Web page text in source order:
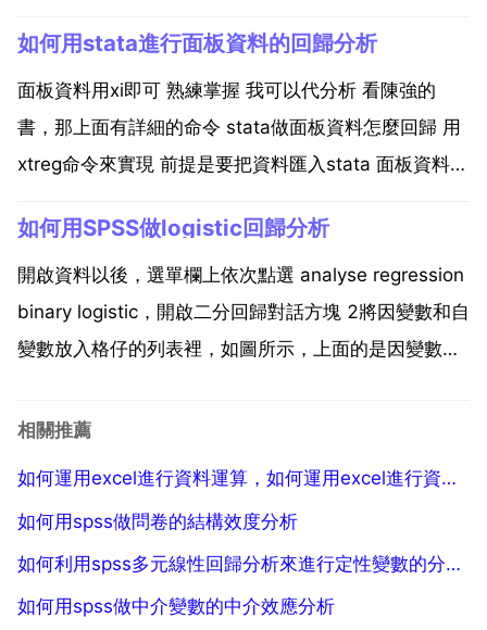
可以對不規則的時間序列資料加以平滑,從而獲得其變化
規律專和趨勢,並以此對屬未來的經濟資料進行...
如何用stata進行面板資料的回歸分析
面板資料用xi即可 熟練掌握 我可以代分析 看陳強的
書，那上面有詳細的命令 stata做面板資料怎麼回歸 用
xtreg命令來實現 前提是要把資料匯入stata 面板資料我
令來實現 前提是要把資料匯入stata 面板資料我用stata
做...
如何用SPSS做logistic回歸分析
開啟資料以後，選單欄上依次點選 analyse regression
binary logistic，開啟二分回歸對話方塊 2將因變數和自
變數放入格仔的列表裡，如圖所示，上面的是因變數，
方法，這裡選擇最簡單的方法 enter，它指的是將所有
相關推薦
如何運用excel進行資料運算，如何運用excel進行資料運算 張劍悅
如何用spss做問卷的結構效度分析
如何利用spss多元線性回歸分析來進行定性變數的分析操作
如何用spss做中介變數的中介效應分析